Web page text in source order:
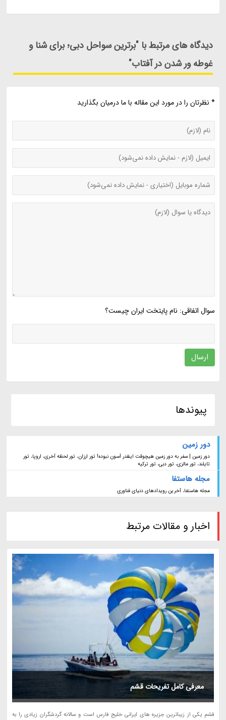
دیدگاه های مرتبط با "برترین سواحل دبی؛ برای شنا و
غوطه ور شدن در آفتاب"
* نظرتان را در مورد این مقاله با ما درمیان بگذارید
سوال اتفاقی: نام پایتخت ایران چیست؟
ارسال
پیوندها
دور زمین
دور زمین | سفر به دور زمین هیچوقت اینقدر آسون نبوده! تور ارزان، تور لحظه آخری، اروپا، تور
تایلند، تور مالزی، تور دبی، تور ترکیه
مجله هاستفا
مجله هاستفا، آخرین رویدادهای دنیای فناوری
اخبار و مقالات مرتبط
معرفی کامل تفریحات قشم
قشم یکی از زیباترین جزیره های ایرانی خلیج فارس است و سالانه گردشگران زیادی را به